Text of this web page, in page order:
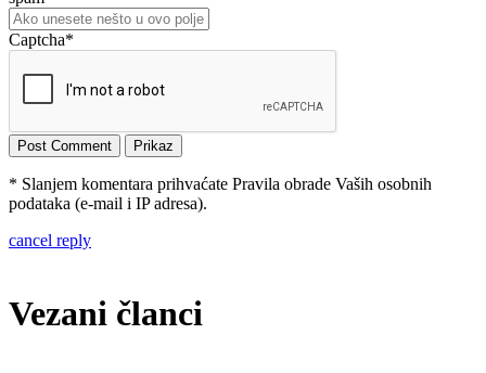
Captcha*
* Slanjem komentara prihvaćate Pravila obrade Vaših osobnih
podataka (e-mail i IP adresa).
cancel reply
Vezani članci